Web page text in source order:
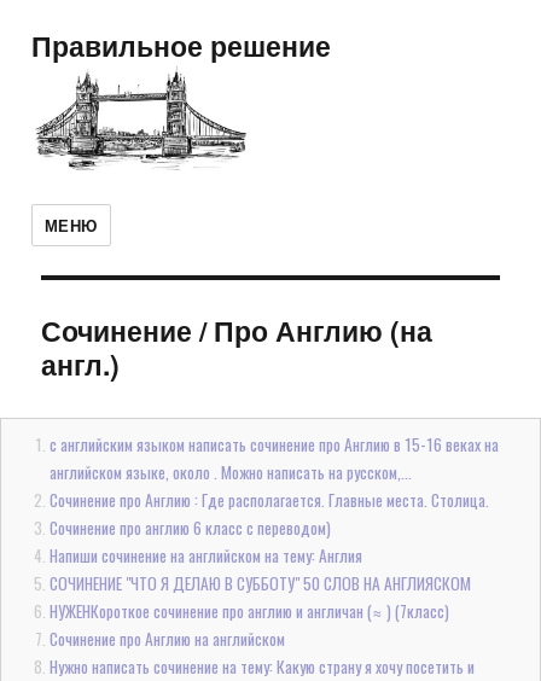
Правильное решение
МЕНЮ
Сочинение/Про Англию (на
англ.)
с английским языком написать сочинение про Англию в 15-16 веках на
английском языке, около . Можно написать на русском,...
Сочинение про Англию : Где располагается. Главные места. Столица.
Сочинение про англию 6 класс с переводом)
Напиши сочинение на английском на тему: Англия
СОЧИНЕНИЕ "ЧТО Я ДЕЛАЮ В СУББОТУ" 50 СЛОВ НА АНГЛИЯСКОМ
НУЖЕНКороткое сочинение про англию и англичан (≈ ) (7класс)
Сочинение про Англию на английском
Нужно написать сочинение на тему: Какую страну я хочу посетить и